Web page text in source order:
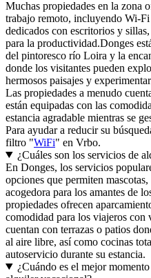
Muchas propiedades en la zona
trabajo remoto, incluyendo Wi-
dedicados con escritorios y
para la productividad.Donges
del pintoresco río Loira y la
donde los visitantes pueden
hermosos paisajes y
Las propiedades a menudo
están equipadas con las
estancia agradable mientras se
Para ayudar a reducir su
filtro "WiFi" en Vrbo.
¿Cuáles son los servicios de
En Donges, los servicios
opciones que permiten
acogedora para los amantes de
propiedades ofrecen
comodidad para los viajeros
cuentan con terrazas o patios
al aire libre, así como cocinas
autoservicio durante su estancia.
¿Cuándo es el mejor